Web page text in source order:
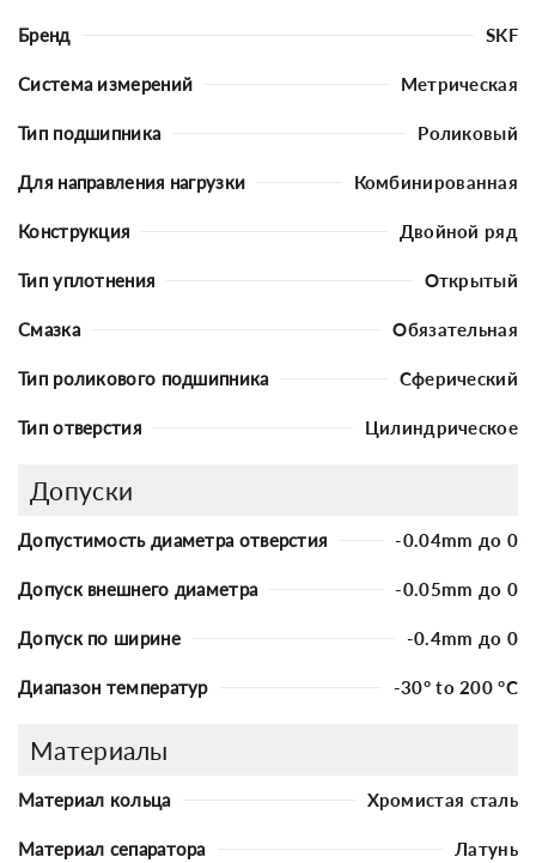
Бренд SKF
Система измерений Метрическая
Тип подшипника Роликовый
Для направления нагрузки Комбинированная
Конструкция Двойной ряд
Тип уплотнения Открытый
Смазка Обязательная
Тип роликового подшипника Сферический
Тип отверстия Цилиндрическое
Допуски
Допустимость диаметра отверстия -0.04mm до 0
Допуск внешнего диаметра -0.05mm до 0
Допуск по ширине -0.4mm до 0
Диапазон температур -30° to 200 °C
Материалы
Материал кольца Хромистая сталь
Материал сепаратора Латунь